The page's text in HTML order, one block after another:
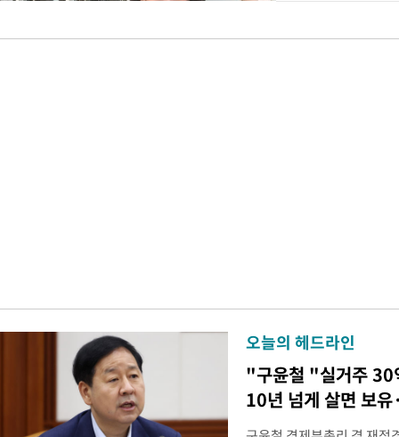
오늘의 헤드라인
"구윤철 "실거주 30
10년 넘게 살면 보